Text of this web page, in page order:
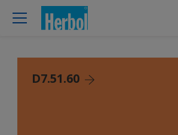
D7.51.60